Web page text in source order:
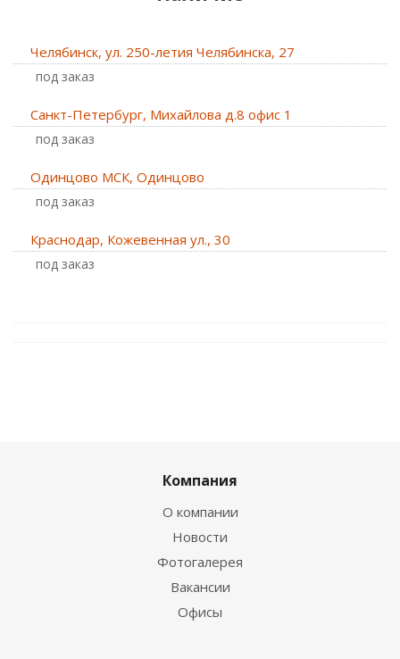
Челябинск, ул. 250-летия Челябинска, 27
Под заказ
Санкт-Петербург, Михайлова д.8 офис 1
Под заказ
Одинцово МСК, Одинцово
Под заказ
Краснодар, Кожевенная ул., 30
Под заказ
Компания
О компании
Новости
Фотогалерея
Вакансии
Офисы